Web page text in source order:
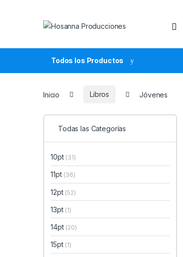
Todos los Productos
Inicio Libros Jóvenes
Todas las Categorías
10pt (31)
11pt (36)
12pt (52)
13pt (1)
14pt (20)
15pt (1)